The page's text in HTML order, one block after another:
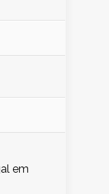
em